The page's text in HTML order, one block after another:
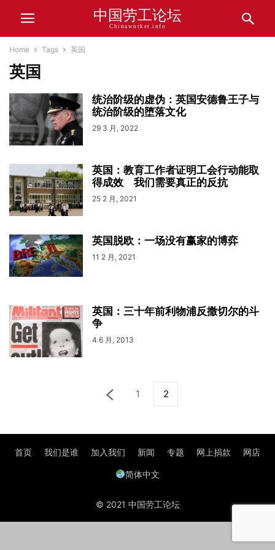
中国劳工论坛
Chinaworker.info
Home Tags 英国
英国
统治阶级的虚伪：英国安德鲁王子与
统治阶级的堕落文化
29 3 月, 2022
英国：教育工作者证明工会行动能取
得成效 我们需要真正的反抗
25 2 月, 2021
英国脱欧：一场没有赢家的博弈
11 2 月, 2021
英国：三十年前利物浦反撒切尔的斗
争
4 6 月, 2013
1 2
首页 我们是谁 加入我们 新闻 专题 网上捐款 网店
简体中文
© 2021 中国劳工论坛